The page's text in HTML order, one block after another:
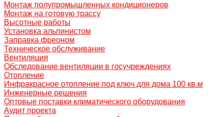
Монтаж полупромышленных кондиционеров
Монтаж на готовую трассу
Высотные работы
Установка альпинистом
Заправка фреоном
Техническое обслуживание
Вентиляция
Обследование вентиляции в госучреждениях
Отопление
Инфракрасное отопление под ключ для дома 100 кв.м
Инженерные решения
Оптовые поставки климатического оборудования
Аудит проекта